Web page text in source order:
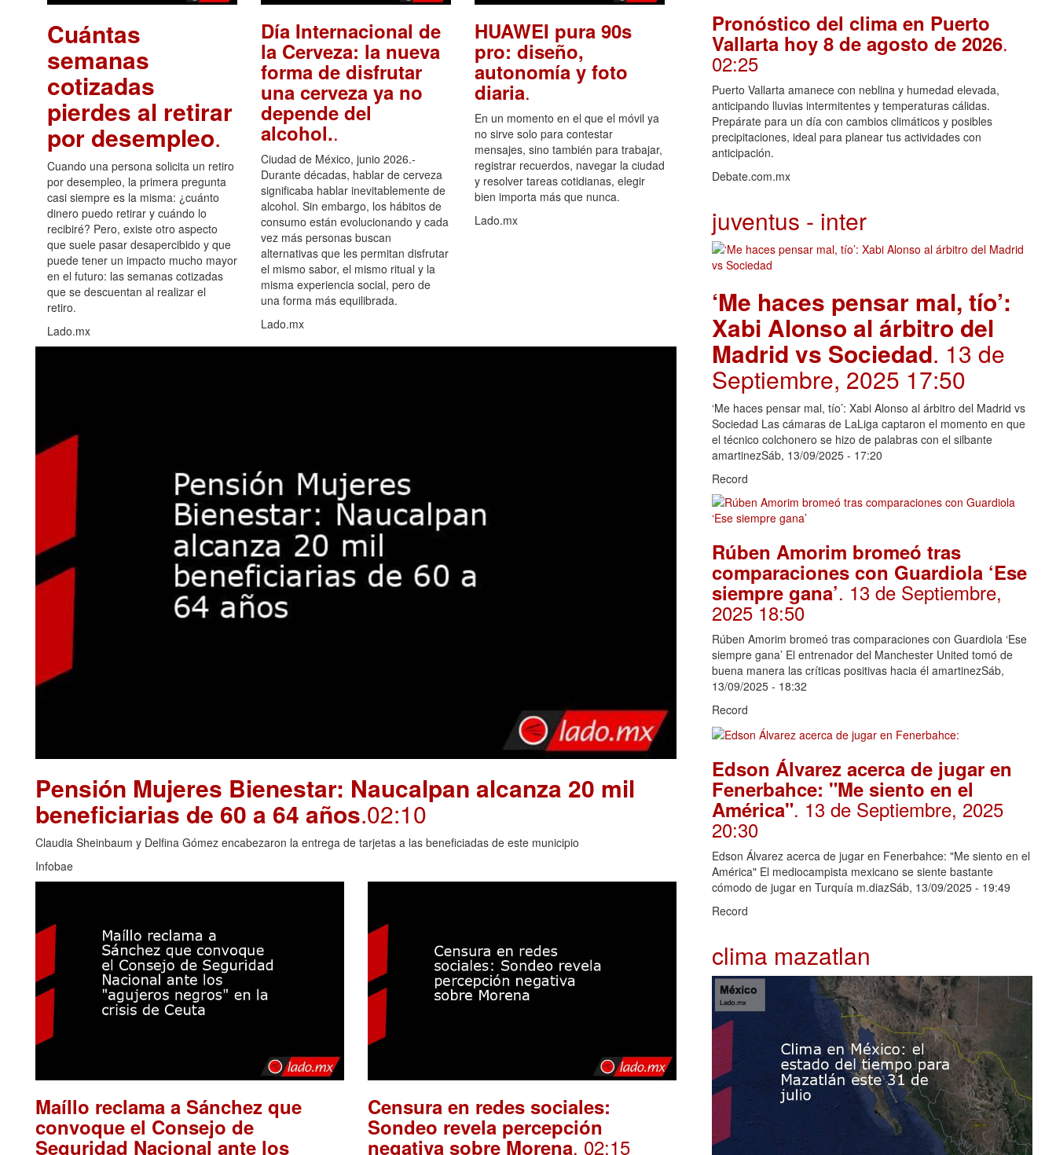
Cuántas
semanas
cotizadas
pierdes al retirar
por desempleo.
Cuando una persona solicita un retiro
por desempleo, la primera pregunta
casi siempre es la misma: ¿cuánto
dinero puedo retirar y cuándo lo
recibiré? Pero, existe otro aspecto
que suele pasar desapercibido y que
puede tener un impacto mucho mayor
en el futuro: las semanas cotizadas
que se descuentan al realizar el
retiro.
Lado.mx
Día Internacional de
la Cerveza: la nueva
forma de disfrutar
una cerveza ya no
depende del
alcohol..
Ciudad de México, junio 2026.-
Durante décadas, hablar de cerveza
significaba hablar inevitablemente de
alcohol. Sin embargo, los hábitos de
consumo están evolucionando y cada
vez más personas buscan
alternativas que les permitan disfrutar
el mismo sabor, el mismo ritual y la
misma experiencia social, pero de
una forma más equilibrada.
Lado.mx
HUAWEI pura 90s
pro: diseño,
autonomía y foto
diaria.
En un momento en el que el móvil ya
no sirve solo para contestar
mensajes, sino también para trabajar,
registrar recuerdos, navegar la ciudad
y resolver tareas cotidianas, elegir
bien importa más que nunca.
Lado.mx
Pensión Mujeres Bienestar: Naucalpan alcanza 20 mil
beneficiarias de 60 a 64 años.02:10
Claudia Sheinbaum y Delfina Gómez encabezaron la entrega de tarjetas a las beneficiadas de este municipio
Infobae
Maíllo reclama a Sánchez que
convoque el Consejo de
Seguridad Nacional ante los
Censura en redes sociales:
Sondeo revela percepción
negativa sobre Morena. 02:15
Pronóstico del clima en Puerto
Vallarta hoy 8 de agosto de 2026.
02:25
Puerto Vallarta amanece con neblina y humedad elevada,
anticipando lluvias intermitentes y temperaturas cálidas.
Prepárate para un día con cambios climáticos y posibles
precipitaciones, ideal para planear tus actividades con
anticipación.
Debate.com.mx
juventus - inter
‘Me haces pensar mal, tío’:
Xabi Alonso al árbitro del
Madrid vs Sociedad. 13 de
Septiembre, 2025 17:50
‘Me haces pensar mal, tío’: Xabi Alonso al árbitro del Madrid vs
Sociedad Las cámaras de LaLiga captaron el momento en que
el técnico colchonero se hizo de palabras con el silbante
amartinezSáb, 13/09/2025 - 17:20
Record
Rúben Amorim bromeó tras
comparaciones con Guardiola ‘Ese
siempre gana’. 13 de Septiembre,
2025 18:50
Rúben Amorim bromeó tras comparaciones con Guardiola ‘Ese
siempre gana’ El entrenador del Manchester United tomó de
buena manera las críticas positivas hacia él amartinezSáb,
13/09/2025 - 18:32
Record
Edson Álvarez acerca de jugar en
Fenerbahce: "Me siento en el
América". 13 de Septiembre, 2025
20:30
Edson Álvarez acerca de jugar en Fenerbahce: "Me siento en el
América" El mediocampista mexicano se siente bastante
cómodo de jugar en Turquía m.diazSáb, 13/09/2025 - 19:49
Record
clima mazatlan